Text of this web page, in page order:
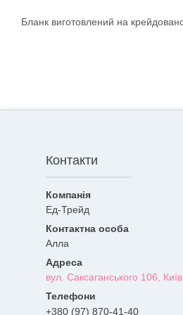
Бланк виготовлений на
Контакти
Ед-Трейд
Алла
вул. Саксаганського 106,
+380 (97) 870-41-40